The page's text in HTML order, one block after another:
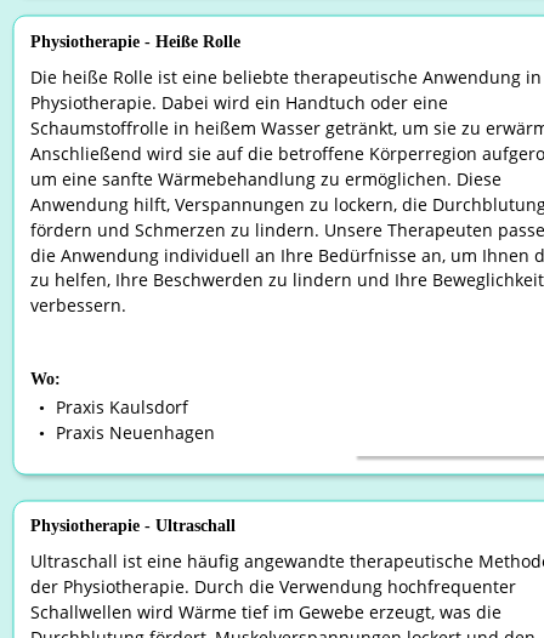
Physiotherapie - Heiße Rolle
Die heiße Rolle ist eine beliebte therapeutische Anwendung
Physiotherapie. Dabei wird ein Handtuch oder eine
Schaumstoffrolle in heißem Wasser getränkt, um sie zu
Anschließend wird sie auf die betroffene Körperregion
um eine sanfte Wärmebehandlung zu ermöglichen. Diese
Anwendung hilft, Verspannungen zu lockern, die
fördern und Schmerzen zu lindern. Unsere Therapeuten
die Anwendung individuell an Ihre Bedürfnisse an, um Ihnen
zu helfen, Ihre Beschwerden zu lindern und Ihre
verbessern.
Wo:
•
Praxis Kaulsdorf
• Praxis Neuenhagen
Physiotherapie - Ultraschall
Ultraschall ist eine häufig angewandte therapeutische
der Physiotherapie. Durch die Verwendung hochfrequenter
Schallwellen wird Wärme tief im Gewebe erzeugt, was die